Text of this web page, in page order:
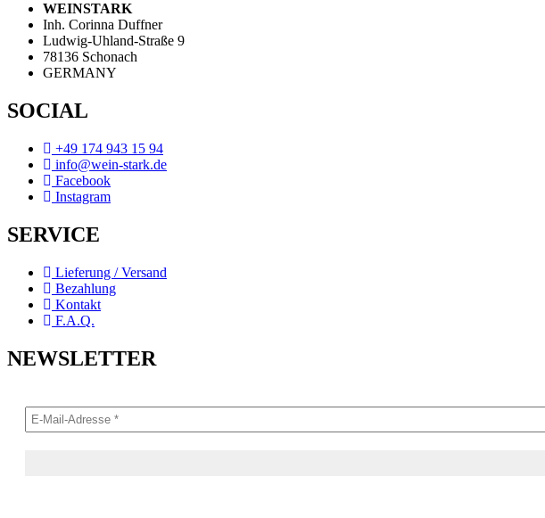
WEINSTARK
Inh. Corinna Duffner
Ludwig-Uhland-Straße 9
78136 Schonach
GERMANY
SOCIAL
+49 174 943 15 94
info@wein-stark.de
Facebook
Instagram
SERVICE
Lieferung / Versand
Bezahlung
Kontakt
F.A.Q.
NEWSLETTER